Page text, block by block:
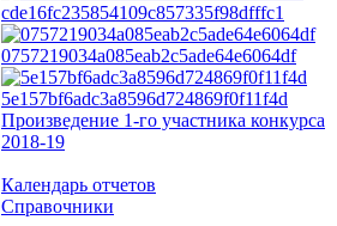
cde16fc235854109c857335f98dfffc1
0757219034a085eab2c5ade64e6064df
5e157bf6adc3a8596d724869f0f11f4d
Произведение 1-го участника конкурса
2018-19
Календарь отчетов
Справочники